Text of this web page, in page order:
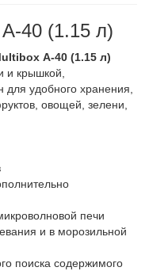
40 (1.15 л)
А-40 (1.15 л)
и крышкой,
удобного хранения,
овощей, зелени,
печи
и в морозильной
поиска содержимого